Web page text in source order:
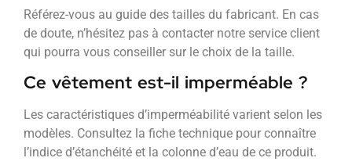
Référez-vous au guide des tailles du fabricant. En cas
de doute, n’hésitez pas à contacter notre service client
qui pourra vous conseiller sur le choix de la taille.
Ce vêtement est-il imperméable ?
Les caractéristiques d’imperméabilité varient selon les
modèles. Consultez la fiche technique pour connaître
l’indice d’étanchéité et la colonne d’eau de ce produit.